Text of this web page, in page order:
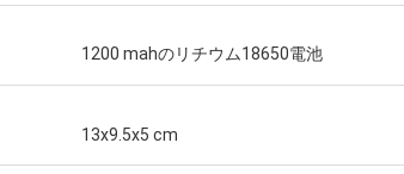
Findyのゲート
1200 mahのリチウム18650電池
13x9.5x5 cm